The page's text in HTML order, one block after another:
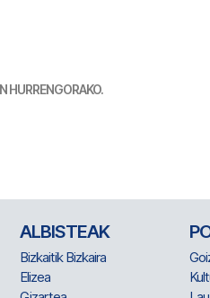
HURRENGORAKO.
ALBISTEAK
Bizkaitik Bizkaira
Elizea